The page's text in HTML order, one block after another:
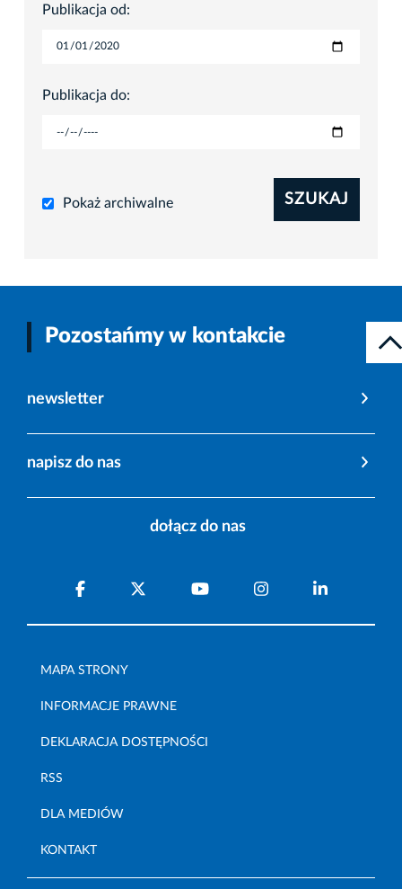
Publikacja od:
Publikacja do:
Pokaż archiwalne SZUKAJ
Pozostańmy w kontakcie
newsletter
napisz do nas
dołącz do nas
MAPA STRONY
INFORMACJE PRAWNE
DEKLARACJA DOSTĘPNOŚCI
RSS
DLA MEDIÓW
KONTAKT